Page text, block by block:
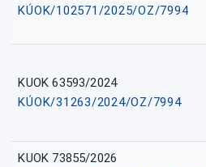
KÚOK/102571/2025/OZ/7994
KUOK 63593/2024
KÚOK/31263/2024/OZ/7994
KUOK 73855/2026